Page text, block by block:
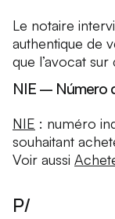
Le notaire
authentique de
que l’avocat
NIE – Número
NIE : numéro
souhaitant
Voir aussi
P/